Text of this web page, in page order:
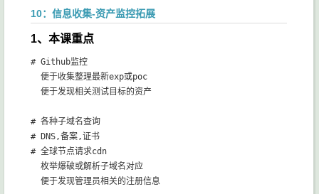
10：信息收集-资产监控拓展
1、本课重点
# Github监控
  便于收集整理最新exp或poc
  便于发现相关测试目标的资产
# 各种子域名查询
# DNS,备案,证书
# 全球节点请求cdn
  枚举爆破或解析子域名对应
  便于发现管理员相关的注册信息